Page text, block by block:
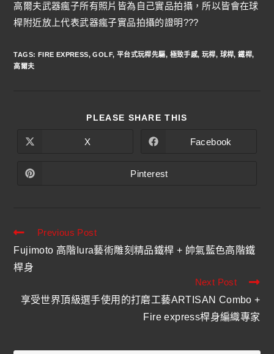
高爾夫武器瘋子所有照片皆為自己實品拍攝，所以皆會在球
桿附近放上代表武器瘋子實品拍攝的證明???
TAGS: FIRE EXPRESS, GOLF, 平台式玩桿先驅, 極致手感, 玩桿, 球桿, 鐵桿,
高爾夫
PLEASE SHARE THIS
X Facebook
Pinterest
Previous Post
Fujimoto 高階Iura藝術雕刻精品鐵桿 + 帥氣藍色高階鐵
桿身
Next Post
享受世界頂級選手使用的打磨工藝ARTISAN Combo +
Fire express桿身編織專家